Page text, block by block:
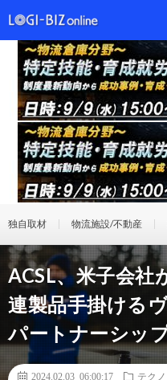
独自取材 物流施設/不動産
ACSL、米子会社
連製品手掛ける
パートナーシッ
2024.02.03 06:00:17
テク